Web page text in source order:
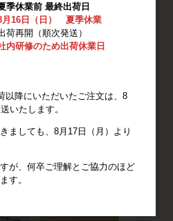
休業前 最終出荷日
月16日（日） 夏季休業
再開（順次発送）
研修のため出荷休業日
以降にいただいたご注文は、8
いたします。
ましても、8月17日（月）より
が、何卒ご理解とご協力のほど
す。